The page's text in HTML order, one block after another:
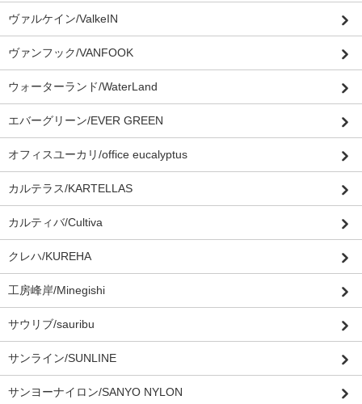
ヴァルケイン/ValkeIN
ヴァンフック/VANFOOK
ウォーターランド/WaterLand
エバーグリーン/EVER GREEN
オフィスユーカリ/office eucalyptus
カルテラス/KARTELLAS
カルティバ/Cultiva
クレハ/KUREHA
工房峰岸/Minegishi
サウリブ/sauribu
サンライン/SUNLINE
サンヨーナイロン/SANYO NYLON